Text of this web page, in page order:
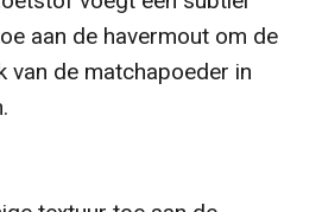
aan de havermout om de
van de matchapoeder in